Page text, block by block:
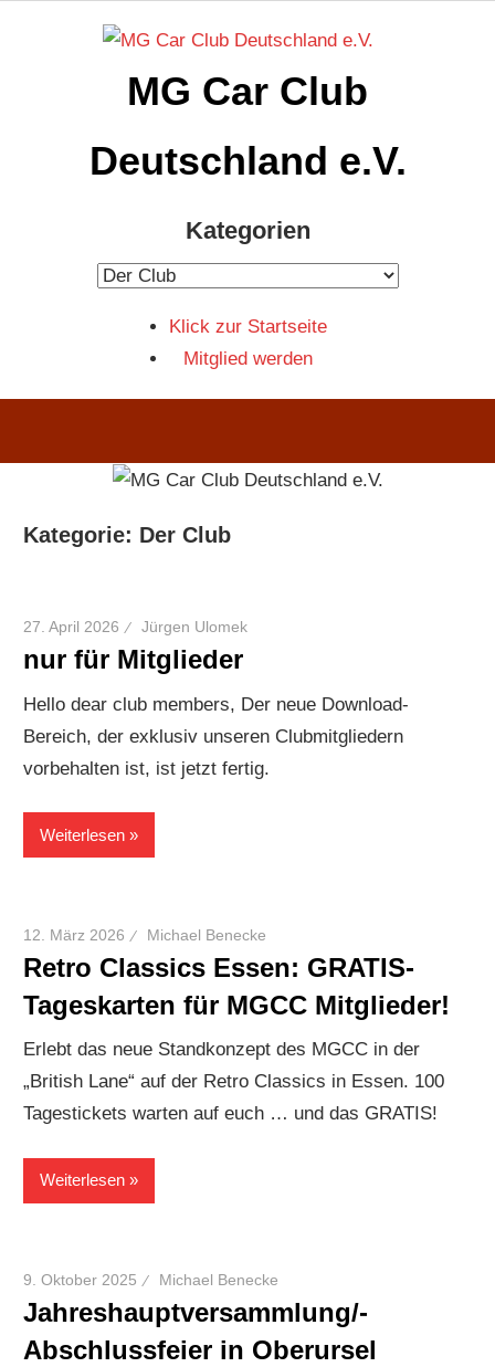
MG Car Club
Deutschland e.V.
Kategorien
Kategorien
Klick zur Startseite
Mitglied werden
Kategorie: Der Club
27. April 2026 Jürgen Ulomek
nur für Mitglieder
Hello dear club members, Der neue Download-
Bereich, der exklusiv unseren Clubmitgliedern
vorbehalten ist, ist jetzt fertig.
Weiterlesen
12. März 2026 Michael Benecke
Retro Classics Essen: GRATIS-
Tageskarten für MGCC Mitglieder!
Erlebt das neue Standkonzept des MGCC in der
„British Lane“ auf der Retro Classics in Essen. 100
Tagestickets warten auf euch … und das GRATIS!
Weiterlesen
9. Oktober 2025 Michael Benecke
Jahreshauptversammlung/-
Abschlussfeier in Oberursel